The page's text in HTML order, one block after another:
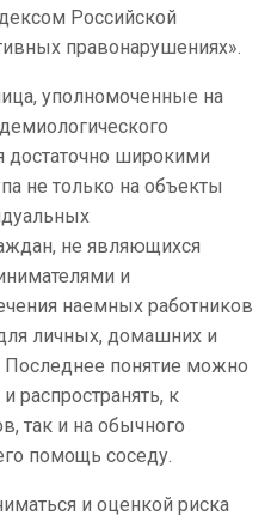
Российской
правонарушениях».
уполномоченные на
достаточно широкими
не только на объекты
не являющихся
и
наемных работников
личных, домашних и
понятие можно
распространять, к
так и на обычного
помощь соседу.
и оценкой риска